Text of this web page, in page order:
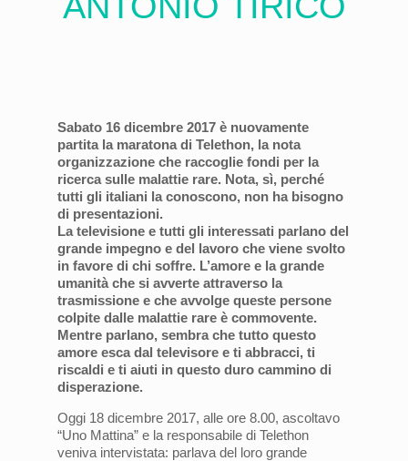
Sabato 16 dicembre 2017 è nuovamente
partita la maratona di Telethon, la nota
organizzazione che raccoglie fondi per la
ricerca sulle malattie rare. Nota, sì, perché
tutti gli italiani la conoscono, non ha bisogno
di presentazioni.
La televisione e tutti gli interessati parlano del
grande impegno e del lavoro che viene svolto
in favore di chi soffre. L’amore e la grande
umanità che si avverte attraverso la
trasmissione e che avvolge queste persone
colpite dalle malattie rare è commovente.
Mentre parlano, sembra che tutto questo
amore esca dal televisore e ti abbracci, ti
riscaldi e ti aiuti in questo duro cammino di
disperazione.
Oggi 18 dicembre 2017, alle ore 8.00, ascoltavo
“Uno Mattina” e la responsabile di Telethon
veniva intervistata: parlava del loro grande